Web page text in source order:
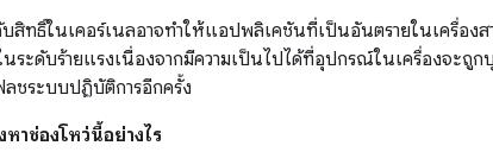
บสิทธิ์ในเคอร์เนลอาจทำให้แอปพลิเคชันที่เป็นอันตรายในเครื่องส
ะดับร้ายแรงเนื่องจากมีความเป็นไปได้ที่อุปกรณ์ในเครื่องจะถูก
ลชระบบปฏิบัติการอีกครั้ง
าช่องโหว่นี้อย่างไร